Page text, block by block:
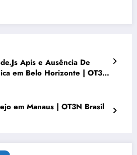
Apis e Ausência De
em Belo Horizonte | OT3N
em Manaus | OT3N Brasil